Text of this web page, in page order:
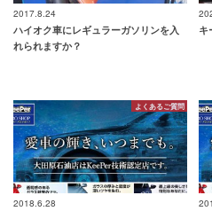
2017.8.24
ハイオク車にレギュラーガソリンを入
れられますか？
キ
よくあるご質問
2018.6.28